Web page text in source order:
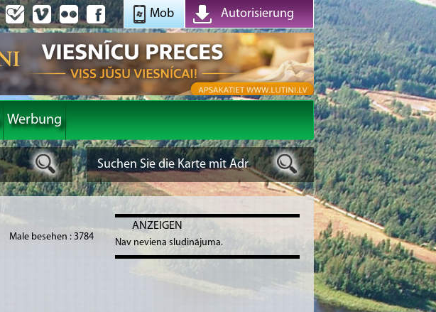
Autorisierung
Mob
Werbung
Male besehen : 3784
ANZEIGEN
Nav neviena sludinājuma.